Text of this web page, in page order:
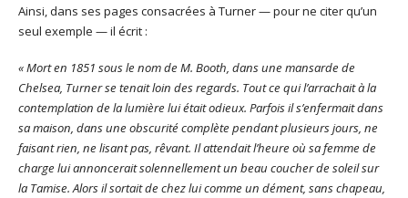
Ainsi, dans ses pages consacrées à Turner — pour ne citer qu’un
seul exemple — il écrit :
« Mort en 1851 sous le nom de M. Booth, dans une mansarde de
Chelsea, Turner se tenait loin des regards. Tout ce qui l’arrachait à la
contemplation de la lumière lui était odieux. Parfois il s’enfermait dans
sa maison, dans une obscurité complète pendant plusieurs jours, ne
faisant rien, ne lisant pas, rêvant. Il attendait l’heure où sa femme de
charge lui annoncerait solennellement un beau coucher de soleil sur
la Tamise. Alors il sortait de chez lui comme un dément, sans chapeau,